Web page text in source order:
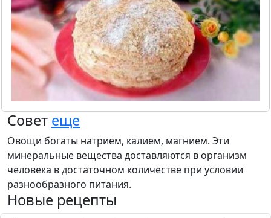
Совет еще
Овощи богаты натрием, калием, магнием. Эти
минеральные вещества доставляются в организм
человека в достаточном количестве при условии
разнообразного питания.
Новые рецепты